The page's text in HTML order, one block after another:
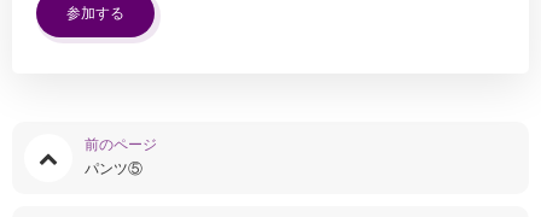
参加する
前のページ
パンツ⑤